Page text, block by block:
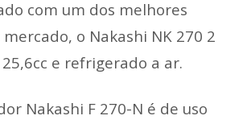
com um dos melhores
o Nakashi NK 270 2
e refrigerado a ar.
Nakashi F 270-N é de uso